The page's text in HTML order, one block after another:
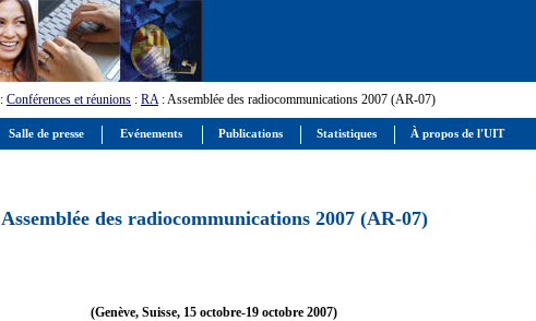
: Conférences et réunions : RA: Assemblée des radiocommunications 2007 (AR-07)
Assemblée des radiocommunications 2007 (AR-07)
(Genève, Suisse, 15 octobre-19 octobre 2007)
Salle de presse Evénements Publications Statistiques À propos de l'UIT